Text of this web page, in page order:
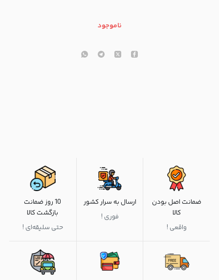
ناموجود
ضمانت اصل بودن
کالا
واقعی !
ارسال به سرار کشور
فوری !
10 روز ضمانت
بازگشت کالا
حتی سلیقه‌ای !